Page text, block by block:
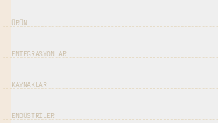
ÜRÜN
ENTEGRASYONLAR
KAYNAKLAR
ENDÜSTRILER